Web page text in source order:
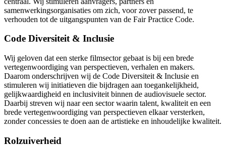
samenwerkingsorganisaties om zich, voor zover passend, te
verhouden tot de uitgangspunten van de Fair Practice Code.
Code Diversiteit & Inclusie
Wij geloven dat een sterke filmsector gebaat is bij een brede
vertegenwoordiging van perspectieven, verhalen en makers.
Daarom onderschrijven wij de Code Diversiteit & Inclusie en
stimuleren wij initiatieven die bijdragen aan toegankelijkheid,
gelijkwaardigheid en inclusiviteit binnen de audiovisuele sector.
Daarbij streven wij naar een sector waarin talent, kwaliteit en een
brede vertegenwoordiging van perspectieven elkaar versterken,
zonder concessies te doen aan de artistieke en inhoudelijke kwaliteit.
Rolzuiverheid